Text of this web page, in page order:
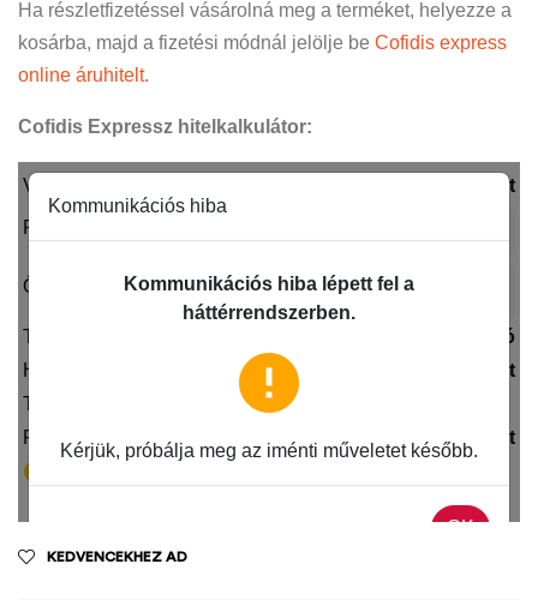
Ha részletfizetéssel vásárolná meg a terméket, helyezze a
kosárba, majd a fizetési módnál jelölje be Cofidis express
online áruhitelt.
Cofidis Expressz hitelkalkulátor:
KEDVENCEKHEZ AD